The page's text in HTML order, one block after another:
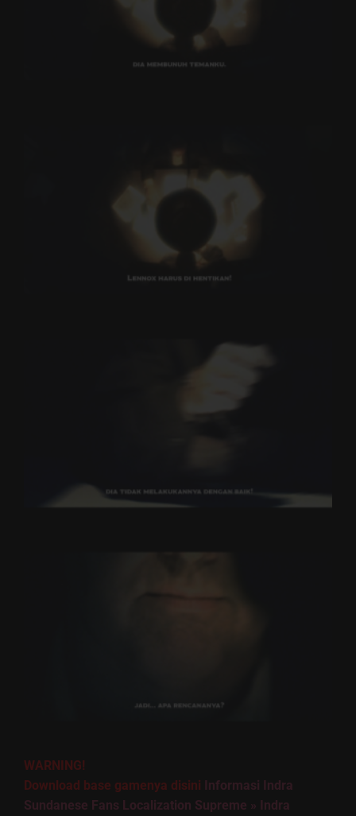
WARNING!
Download base gamenya disini Informasi Indra
Sundanese Fans Localization Supreme » Indra